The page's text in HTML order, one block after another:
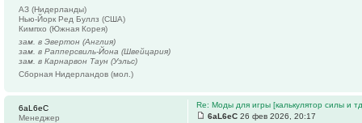
АЗ (Нидерланды)
Нью-Йорк Ред Буллз (США)
Кимпхо (Южная Корея)
зам. в Эвертон (Англия)
зам. в Рапперсвиль-Йона (Швейцария)
зам. в Карнарвон Таун (Уэльс)
Сборная Нидерландов (мол.)
Re: Моды для игры [калькулятор силы и
6aL6eC 26 фев 2026, 20:17
6aL6eC
Менеджер